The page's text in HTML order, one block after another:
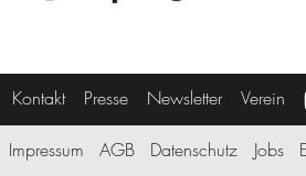
Kontakt Presse Newsletter Verein
Impressum AGB Datenschutz Jobs